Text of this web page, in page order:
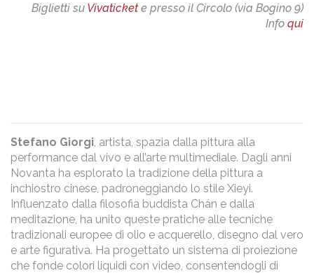
Biglietti su Vivatickete presso il Circolo (via Bogino 9)
Info qui
Stefano Giorgi , artista, spazia dalla pittura alla
performance dal vivo e all’arte multimediale. Dagli anni
Novanta ha esplorato la tradizione della pittura a
inchiostro cinese, padroneggiando lo stile Xieyi.
Influenzato dalla filosofia buddista Chán e dalla
meditazione, ha unito queste pratiche alle tecniche
tradizionali europee di olio e acquerello, disegno dal vero
e arte figurativa. Ha progettato un sistema di proiezione
che fonde colori liquidi con video, consentendogli di